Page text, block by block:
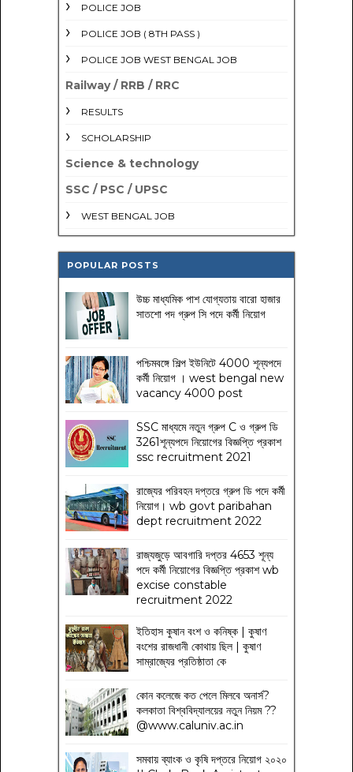
POLICE JOB
POLICE JOB ( 8TH PASS )
POLICE JOB WEST BENGAL JOB
Railway / RRB / RRC
RESULTS
SCHOLARSHIP
Science & technology
SSC / PSC / UPSC
WEST BENGAL JOB
POPULAR POSTS
উচ্চ মাধ্যমিক পাশ যোগ্যতায় বারো হাজার
সাতশো পদ গ্রুপ সি পদে কর্মী নিয়োগ
পশ্চিমবঙ্গে শিল্প ইউনিটে 4000 শূন্যপদে
কর্মী নিয়োগ । west bengal new
vacancy 4000 post
SSC মাধ্যমে নতুন গ্রুপ C ও গ্রুপ ডি
3261শূন্যপদে নিয়োগের বিজ্ঞপ্তি প্রকাশ
ssc recruitment 2021
রাজ্যের পরিবহন দপ্তরে গ্রুপ ডি পদে কর্মী
নিয়োগ। wb govt paribahan
dept recruitment 2022
রাজ্যজুড়ে আবগারি দপ্তর 4653 শূন্য
পদে কর্মী নিয়োগের বিজ্ঞপ্তি প্রকাশ wb
excise constable
recruitment 2022
ইতিহাস কুষান বংশ ও কনিষ্ক | কুষাণ
বংশের রাজধানী কোথায় ছিল | কুষাণ
সাম্রাজ্যের প্রতিষ্ঠাতা কে
কোন কলেজে কত পেলে মিলবে অনার্স?
কলকাতা বিশ্ববিদ্যালয়ের নতুন নিয়ম??
@www.caluniv.ac.in
সমবায় ব্যাংক ও কৃষি দপ্তরে নিয়োগ ২০২০